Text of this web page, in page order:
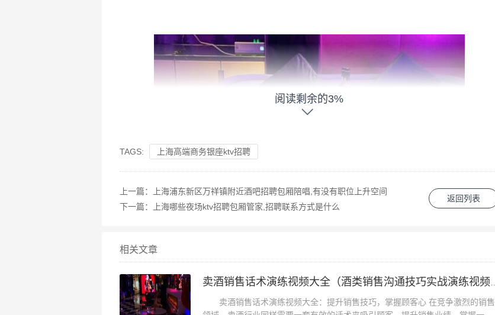
阅读剩余的3%
TAGS: 上海高端商务银座ktv招聘
返回列表
上一篇：
上海浦东新区万祥镇附近酒吧招聘包厢陪唱,有没有职位上升空间
下一篇：
上海哪些夜场ktv招聘包厢管家,招聘联系方式是什么
相关文章
卖酒销售话术演练视频大全：提升销售技巧，掌握顾客心 在竞争激烈的销售